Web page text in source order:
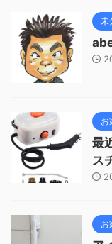
未
お
最
ス
お